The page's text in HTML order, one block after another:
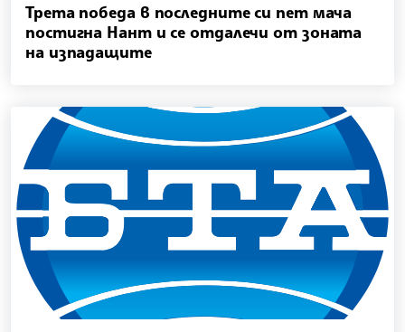
Трета победа в последните си пет мача
постигна Нант и се отдалечи от зоната
на изпадащите